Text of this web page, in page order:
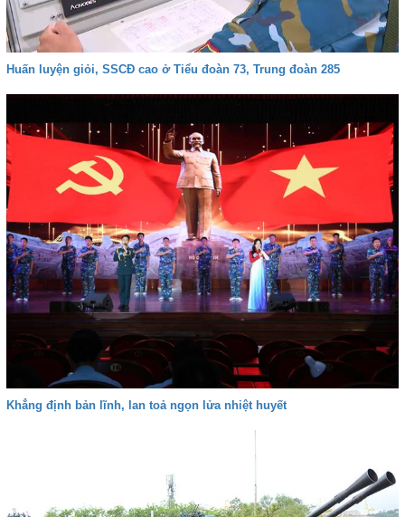
Huấn luyện giỏi, SSCĐ cao ở Tiểu đoàn 73, Trung đoàn 285
Khẳng định bản lĩnh, lan toả ngọn lửa nhiệt huyết